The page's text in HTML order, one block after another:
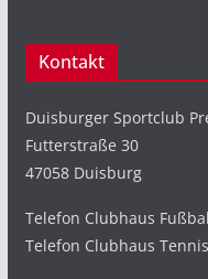
Kontakt
Duisburger Sportclub
Futterstraße 30
47058 Duisburg
Telefon Clubhaus
Telefon Clubhaus